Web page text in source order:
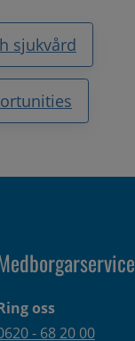
sjukvård
oss
- 68 20 00